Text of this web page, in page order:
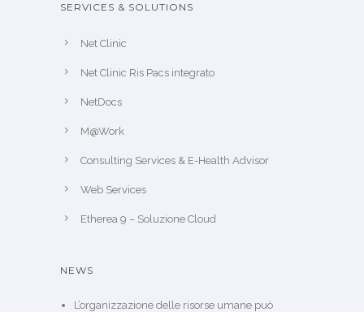
SERVICES & SOLUTIONS
Net Clinic
Net Clinic Ris Pacs integrato
NetDocs
M@Work
Consulting Services & E-Health Advisor
Web Services
Etherea 9 – Soluzione Cloud
NEWS
L’organizzazione delle risorse umane può